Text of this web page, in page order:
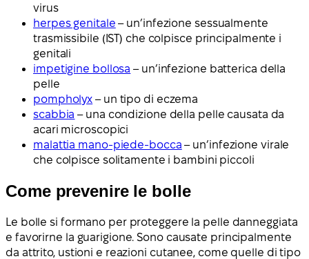
virus
herpes genitale – un’infezione sessualmente
trasmissibile (IST) che colpisce principalmente i
genitali
impetigine bollosa – un’infezione batterica della
pelle
pompholyx – un tipo di eczema
scabbia – una condizione della pelle causata da
acari microscopici
malattia mano-piede-bocca – un’infezione virale
che colpisce solitamente i bambini piccoli
Come prevenire le bolle
Le bolle si formano per proteggere la pelle danneggiata
e favorirne la guarigione. Sono causate principalmente
da attrito, ustioni e reazioni cutanee, come quelle di tipo